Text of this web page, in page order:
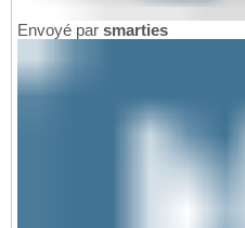
Envoyé par smarties